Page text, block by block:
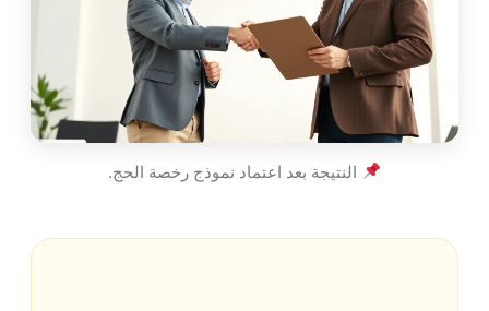
النتيجة بعد اعتماد نموذج رخصة الحج.